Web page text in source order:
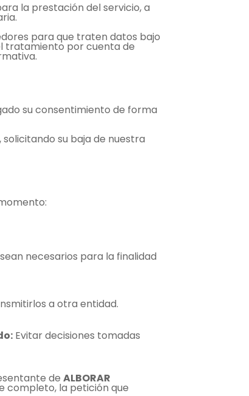
la prestación del servicio, a
para que traten datos bajo
tratamiento por cuenta de
su consentimiento de forma
su baja de nuestra
necesarios para la finalidad
a otra entidad.
Evitar decisiones tomadas
deALBORAR
completo, la petición que